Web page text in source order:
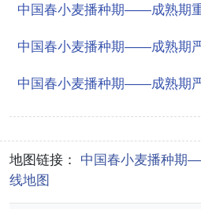
中国春小麦播种期——成熟期
中国春小麦播种期——成熟期
中国春小麦播种期——成熟期
地图链接： 中国春小麦播种期
线地图